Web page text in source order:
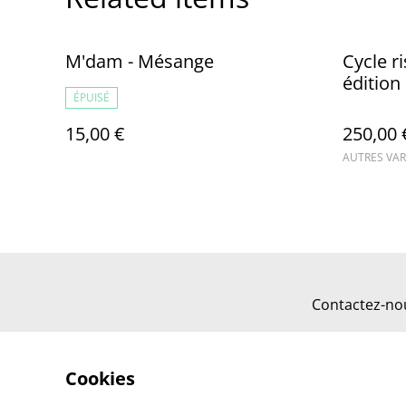
M'dam - Mésange
ÉPUISÉ
15,00 €
Cycle
édition
250,00
AUTRES
Contactez-
Cookies